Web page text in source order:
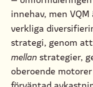
innehav, men
verkliga
strategi, genom
mellan strategier,
oberoende